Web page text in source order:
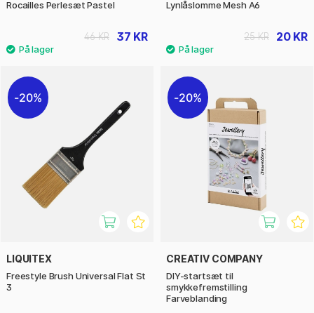
Rocailles Perlesæt Pastel
37 KR
46 KR
Lynlåslomme Mesh A6
20 KR
25 KR
20%
LIQUITEX
Freestyle Brush Universal Flat St
3
20%
CREATIV COMPANY
DIY-startsæt til
smykkefremstilling
Farveblanding